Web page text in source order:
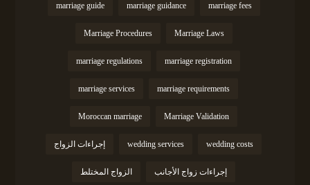
marriage fees
marriage guidance
marriage guide
Marriage Laws
Marriage Procedures
marriage registration
marriage regulations
marriage requirements
marriage services
Marriage Validation
Moroccan marriage
wedding costs
wedding services إجراءات الزواج
إجراءات زواج الأجانب الزواج المختلط